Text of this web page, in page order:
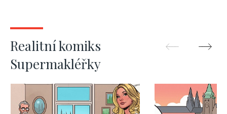
Okamurova videa
Realitní komiks
Supermakléřky